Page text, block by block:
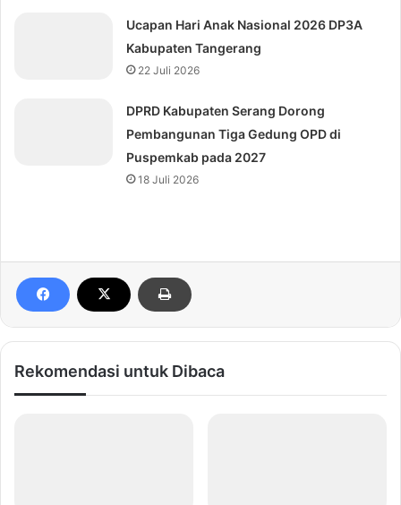
Ucapan Hari Anak Nasional 2026 DP3A
Kabupaten Tangerang
22 Juli 2026
DPRD Kabupaten Serang Dorong
Pembangunan Tiga Gedung OPD di
Puspemkab pada 2027
18 Juli 2026
Rekomendasi untuk Dibaca